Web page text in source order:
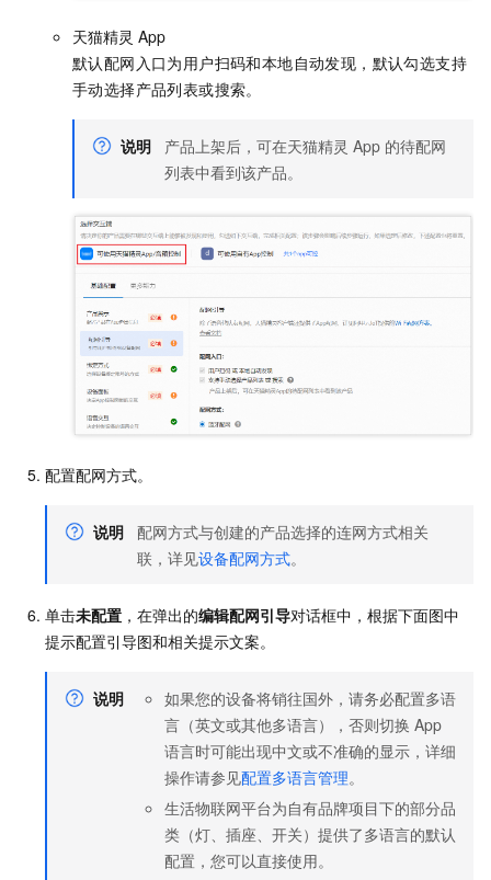
天猫精灵 App
默认配网入口为用户扫码和本地自动发现，默认勾选支持
手动选择产品列表或搜索。
说明 产品上架后，可在天猫精灵 App 的待配网
列表中看到该产品。
配置配网方式。
说明 配网方式与创建的产品选择的连网方式相关
联，详见设备配网方式。
单击未配置 ，在弹出的编辑配网引导对话框中，根据下面图中
提示配置引导图和相关提示文案。
说明
如果您的设备将销往国外，请务必配置多语
言（英文或其他多语言），否则切换 App
语言时可能出现中文或不准确的显示，详细
操作请参见配置多语言管理。
生活物联网平台为自有品牌项目下的部分品
类（灯、插座、开关）提供了多语言的默认
配置，您可以直接使用。